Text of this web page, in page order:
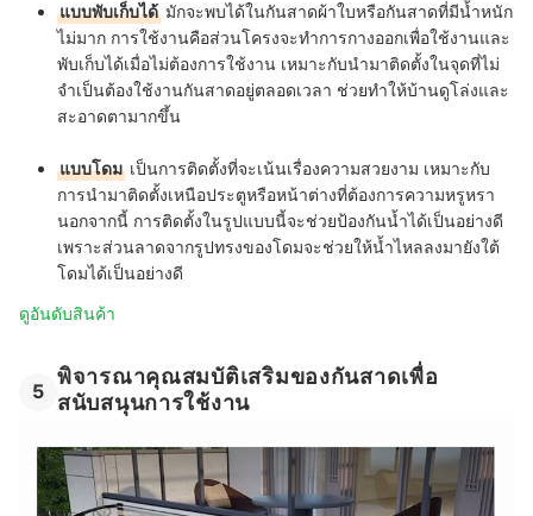
แบบพับเก็บได้ มักจะพบได้ในกันสาดผ้าใบหรือกันสาดที่มีน้ำหนัก
ไม่มาก การใช้งานคือส่วนโครงจะทำการกางออกเพื่อใช้งานและ
พับเก็บได้เมื่อไม่ต้องการใช้งาน เหมาะกับนำมาติดตั้งในจุดที่ไม่
จำเป็นต้องใช้งานกันสาดอยู่ตลอดเวลา ช่วยทำให้บ้านดูโล่งและ
สะอาดตามากขึ้น
แบบโดม เป็นการติดตั้งที่จะเน้นเรื่องความสวยงาม เหมาะกับ
การนำมาติดตั้งเหนือประตูหรือหน้าต่างที่ต้องการความหรูหรา
นอกจากนี้ การติดตั้งในรูปแบบนี้จะช่วยป้องกันน้ำได้เป็นอย่างดี
เพราะส่วนลาดจากรูปทรงของโดมจะช่วยให้น้ำไหลลงมายังใต้
โดมได้เป็นอย่างดี
ดูอันดับสินค้า
5
พิจารณาคุณสมบัติเสริมของกันสาดเพื่อ
สนับสนุนการใช้งาน